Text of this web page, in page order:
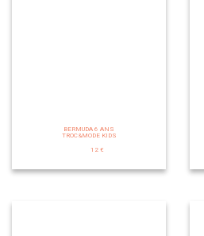
BERMUDA 6 ANS
TROC&MODE KIDS
12 €